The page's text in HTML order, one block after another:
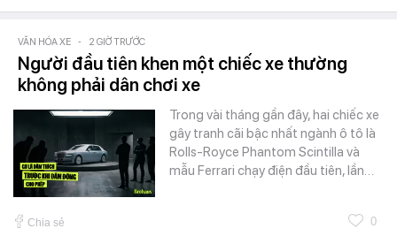
VĂN HÓA XE - 2 GIỜ TRƯỚC
Người đầu tiên khen một chiếc xe thường
không phải dân chơi xe
Trong vài tháng gần đây, hai chiếc xe
gây tranh cãi bậc nhất ngành ô tô là
Rolls-Royce Phantom Scintilla và
mẫu Ferrari chạy điện đầu tiên, lần…
Chia sẻ 0